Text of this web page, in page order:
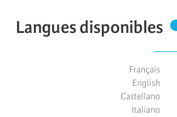
Langues disponibles
Français
English
Castellano
Italiano